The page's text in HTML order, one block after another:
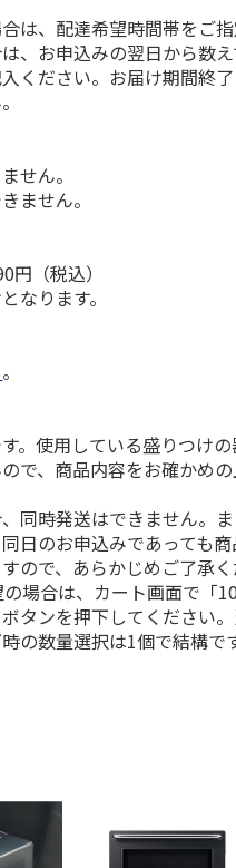
ドジャース 大谷翔
9,900円
(送料・税込)
MLB ドジャ
は、配達希望時間帯をご指
、お申込みの翌日から数
ください。お届け期間終
せん。
ません。
（税込）
なります。
。
。使用している盛りつけ
で、商品内容をお確かめ
同時発送はできません。
日のお申込みであっても
ので、あらかじめご了承く
場合は、カート画面で「
タンを押下してください
の数量選択は1個で結構です